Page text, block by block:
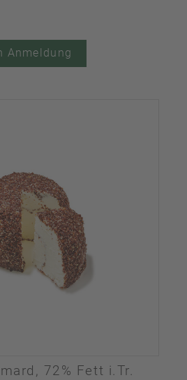
Anmeldung
72% Fett i.Tr.